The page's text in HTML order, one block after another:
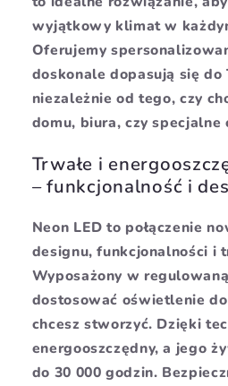
wyjątkowy klimat w
Oferujemy
doskonale dopasują się
niezależnie od tego, czy
domu, biura, czy specjalne
Trwałe i
– funkcjonalność i
Neon LED to połączenie
designu, funkcjonalności i
Wyposażony w
dostosować oświetlenie
chcesz stworzyć. Dzięki
energooszczędny, a jego
do 30 000 godzin.